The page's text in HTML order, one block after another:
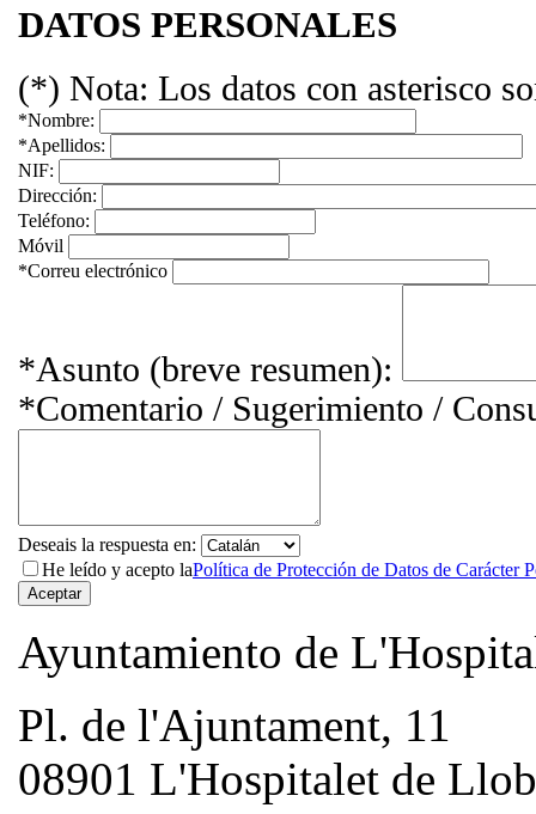
DATOS PERSONALES
(*) Nota: Los datos con asterisco
*Nombre:
*Apellidos:
NIF:
Dirección:
Teléfono:
Móvil
*Correu electrónico
*Asunto (breve resumen):
*Comentario / Sugerimiento /
Deseais la respuesta en:
He leído y acepto laPolítica de Protección de Datos de Carácter
Ayuntamiento de
Pl. de l'Ajuntament, 11
08901 L'Hospitalet de